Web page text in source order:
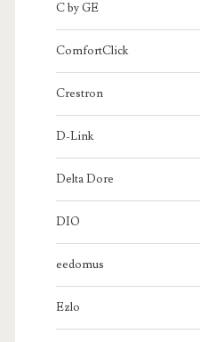
C by GE
ComfortClick
Crestron
D-Link
Delta Dore
DIO
eedomus
Ezlo